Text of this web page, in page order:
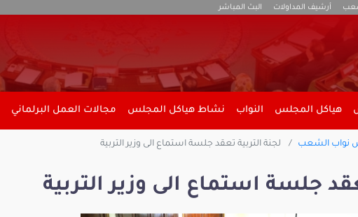
أرشيف المداولات البث المباشر
هياكل المجلس النواب نشاط هياكل المجلس مجالات العمل البرلماني
نواب الشعب لجنة التربية تعقد جلسة استماع الى وزير التربية
جلسة استماع الى وزير التربية